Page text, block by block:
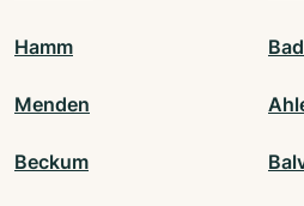
Hamm
Menden
Beckum